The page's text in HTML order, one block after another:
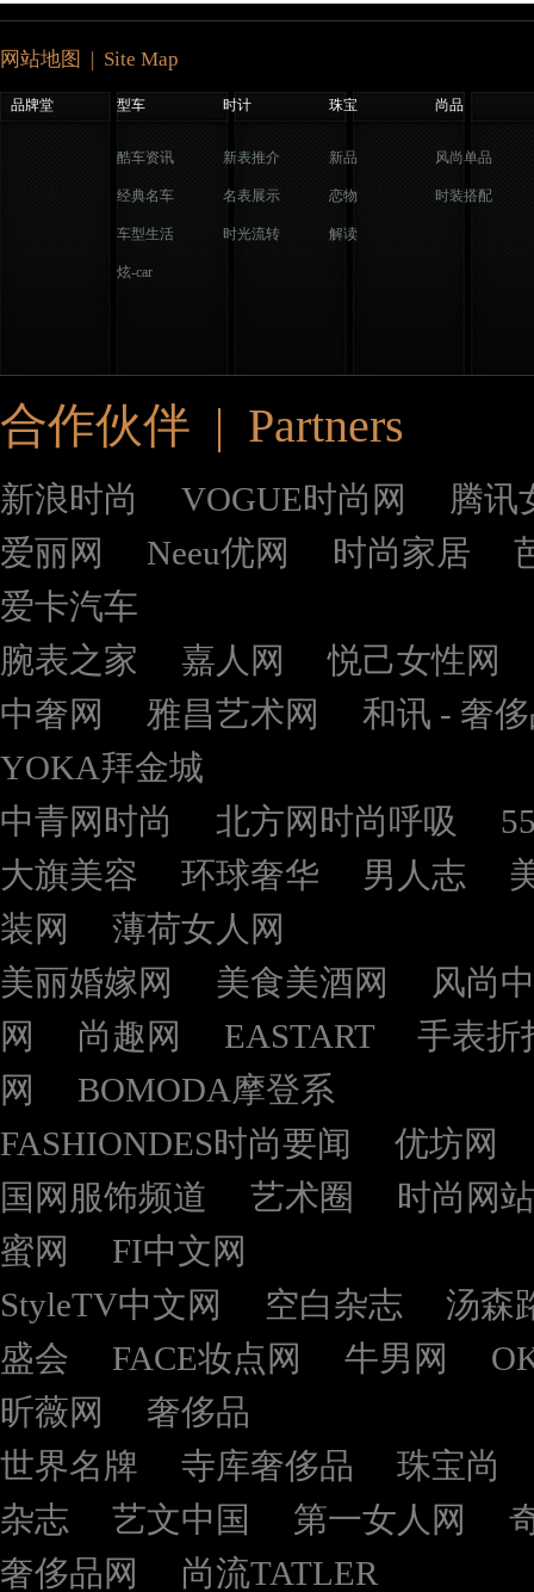
网站地图 | Site Map
品牌堂 型车 时计 珠宝 尚品
酷车资讯
经典名车
车型生活
炫-car
新表推介
名表展示
时光流转
新品
恋物
解读
风尚单品
时装搭配
合作伙伴 | Partners
新浪时尚 VOGUE时尚网
腾讯
爱丽网
Neeu优网 时尚家居
爱卡汽车
腕表之家
嘉人网
悦己女性网
中奢网
雅昌艺术网
和讯 - 奢
YOKA拜金城
中青网时尚
北方网时尚呼吸
大旗美容
环球奢华 男人志
装网
薄荷女人网
美丽婚嫁网
美食美酒网
风尚
网
尚趣网 EASTART
手表折
网
BOMODA摩登系
FASHIONDES时尚要闻
优坊网
国网服饰频道
艺术圈
时尚网站
蜜网
FI中文网
StyleTV中文网
空白杂志
汤森
盛会
FACE妆点网 牛男网
昕薇网
奢侈品
世界名牌
寺库奢侈品
珠宝尚
杂志
艺文中国 第一女人网
奢侈品网
尚流TATLER